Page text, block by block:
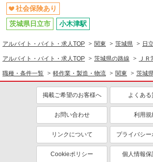
社会保険あり
茨城県日立市
小木津駅
アルバイト・バイト・求人TOP 関東 茨城県 日
アルバイト・バイト・求人TOP 茨城県の路線 ＪＲ
職種・条件一覧 軽作業・製造・物流 関東 茨城
掲載ご希望のお客様へ よくある
お問い合わせ 利用規
リンクについて プライバシー
Cookieポリシー 個人情報保